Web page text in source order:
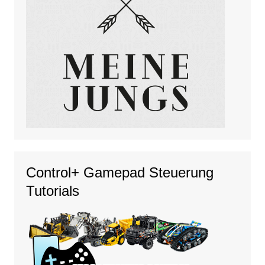
Control+ Gamepad Steuerung
Tutorials